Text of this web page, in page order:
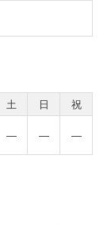
土 日
祝
― ― ―